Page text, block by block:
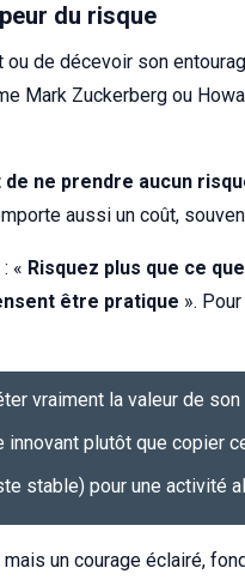
du risque
ou de décevoir son
Mark Zuckerberg ou
ne prendre aucun
aussi un coût,
« Risquez plus que ce
être pratique ».
vraiment la valeur de
innovant plutôt que copier
stable) pour une activité
un courage éclairé,